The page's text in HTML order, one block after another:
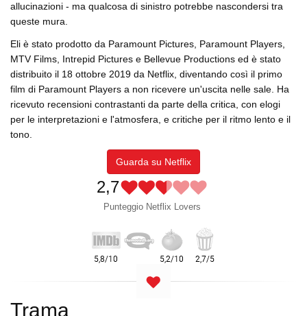
allucinazioni - ma qualcosa di sinistro potrebbe nascondersi tra
queste mura.
Eli è stato prodotto da Paramount Pictures, Paramount Players,
MTV Films, Intrepid Pictures e Bellevue Productions ed è stato
distribuito il 18 ottobre 2019 da Netflix, diventando così il primo
film di Paramount Players a non ricevere un'uscita nelle sale. Ha
ricevuto recensioni contrastanti da parte della critica, con elogi
per le interpretazioni e l'atmosfera, e critiche per il ritmo lento e il
tono.
Guarda su Netflix
2,7
Punteggio Netflix Lovers
Trama